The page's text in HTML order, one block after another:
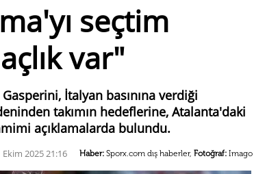
seçtim
var"
İtalyan basınına verdiği
takımın hedeflerine, Atalanta'daki
açıklamalarda bulundu.
Ekim 2025 21:16 Haber: Sporx.com dış haberler, Fotoğraf: Imago